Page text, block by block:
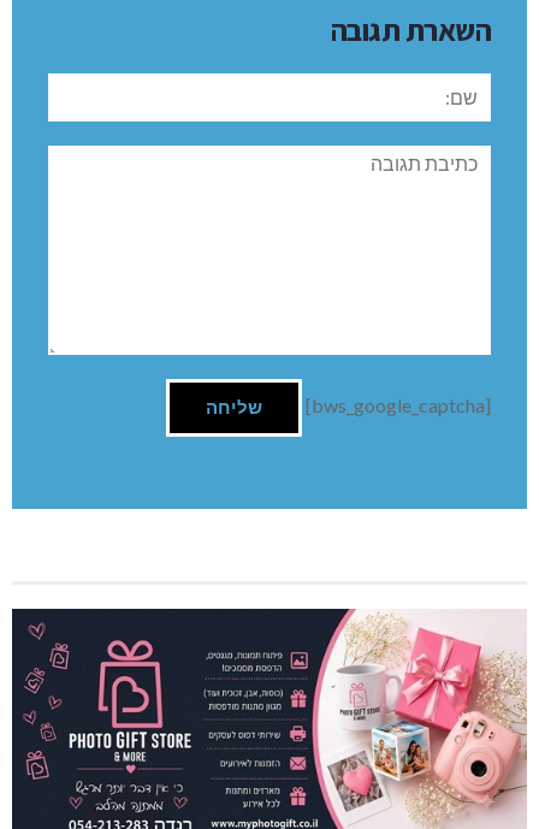
השארת תגובה
שם:
תגובה
[bws_google_captcha]